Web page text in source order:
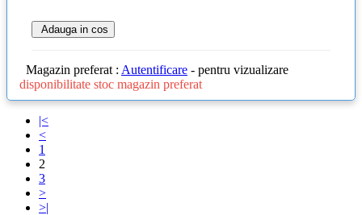
Adauga in cos
Magazin preferat : Autentificare - pentru vizualizare
disponibilitate stoc magazin preferat
|<
<
1
2
3
>
>|